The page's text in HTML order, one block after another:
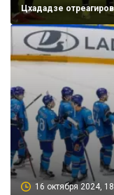
Цхададзе
16 октября 2024,